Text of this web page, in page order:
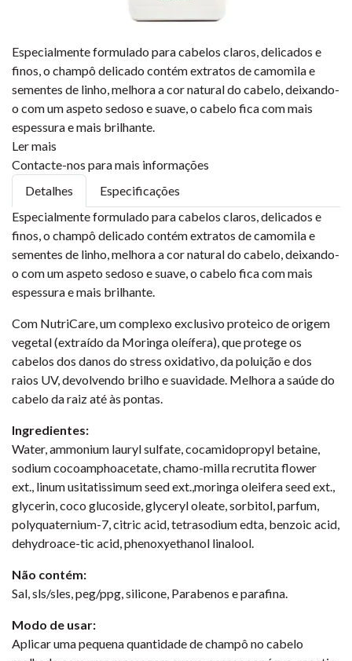
Especialmente formulado para cabelos claros, delicados e
finos, o champô delicado contém extratos de camomila e
sementes de linho, melhora a cor natural do cabelo, deixando-
o com um aspeto sedoso e suave, o cabelo fica com mais
espessura e mais brilhante.
Ler mais
Contacte-nos para mais informações
Detalhes
Especificações
Especialmente formulado para cabelos claros, delicados e
finos, o champô delicado contém extratos de camomila e
sementes de linho, melhora a cor natural do cabelo, deixando-
o com um aspeto sedoso e suave, o cabelo fica com mais
espessura e mais brilhante.
Com NutriCare, um complexo exclusivo proteico de origem
vegetal (extraído da Moringa oleífera), que protege os
cabelos dos danos do stress oxidativo, da poluição e dos
raios UV, devolvendo brilho e suavidade. Melhora a saúde do
cabelo da raiz até às pontas.
Ingredientes:
Water, ammonium lauryl sulfate, cocamidopropyl betaine,
sodium cocoamphoacetate, chamo-milla recrutita flower
ext., linum usitatissimum seed ext.,moringa oleifera seed ext.,
glycerin, coco glucoside, glyceryl oleate, sorbitol, parfum,
polyquaternium-7, citric acid, tetrasodium edta, benzoic acid,
dehydroace-tic acid, phenoxyethanol linalool.
Não contém:
Sal, sls/sles, peg/ppg, silicone, Parabenos e parafina.
Modo de usar:
Aplicar uma pequena quantidade de champô no cabelo